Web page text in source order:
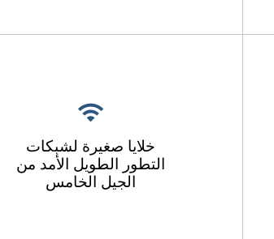
خلايا صغيرة لشبكات
التطور الطويل الأمد من
الجيل الخامس